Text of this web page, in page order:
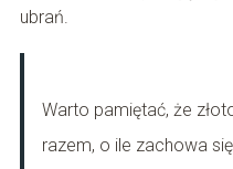
ubrań.
Warto pamiętać, że
razem, o ile zachowa